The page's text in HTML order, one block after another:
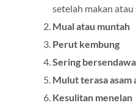
setelah makan
Mual atau muntah
Perut kembung
Sering bersendawa
Mulut terasa asam
Kesulitan menelan